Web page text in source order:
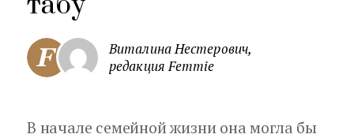
Виталина Нестерович,
редакция Femmie
В начале семейной жизни она могла бы